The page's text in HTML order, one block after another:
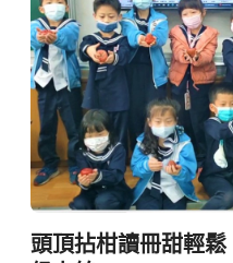
頭頂拈柑讀冊甜輕